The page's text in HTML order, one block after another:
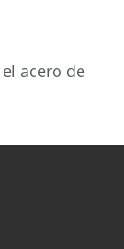
acero de